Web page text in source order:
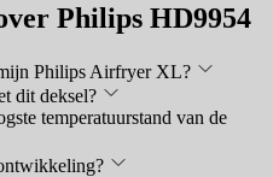
Philips HD9954
Philips Airfryer XL?
dit deksel?
temperatuurstand van de